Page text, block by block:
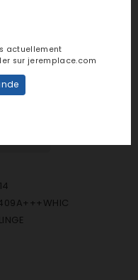
actuellement
sur jeremplace.com